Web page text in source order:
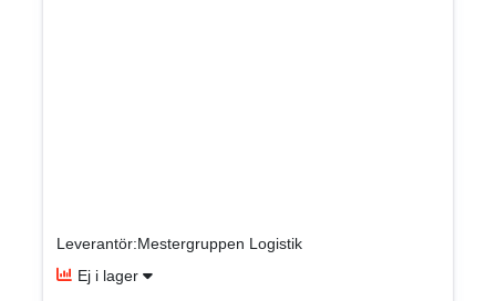
Leverantör:Mestergruppen Logistik
Ej i lager